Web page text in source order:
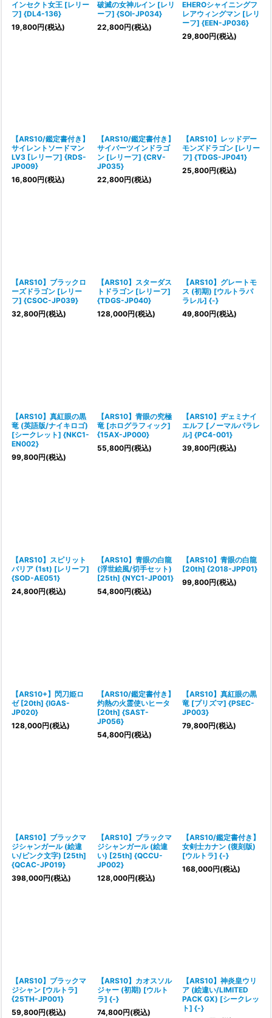
インセクト女王 [レリー
フ] {DL4-136}
19,800円(税込)
破滅の女神ルイン [レリ
ーフ] {SOI-JP034}
22,800円(税込)
EHEROシャイニングフ
レアウィングマン [レリ
ーフ] {EEN-JP036}
29,800円(税込)
【ARS10/鑑定書付き】
サイレントソードマン
LV3 [レリーフ] {RDS-
JP009}
16,800円(税込)
【ARS10/鑑定書付き】
サイバーツインドラゴ
ン [レリーフ] {CRV-
JP035}
22,800円(税込)
【ARS10】レッドデー
モンズドラゴン [レリー
フ] {TDGS-JP041}
25,800円(税込)
【ARS10】ブラックロ
ーズドラゴン [レリー
フ] {CSOC-JP039}
32,800円(税込)
【ARS10】スターダス
トドラゴン [レリーフ]
{TDGS-JP040}
128,000円(税込)
【ARS10】グレートモ
ス (初期) [ウルトラパ
ラレル] {-}
49,800円(税込)
【ARS10】真紅眼の黒
竜 (英語版/ナイキロゴ)
[シークレット] {NKC1-
EN002}
99,800円(税込)
【ARS10】青眼の究極
竜 [ホログラフィック]
{15AX-JP000}
55,800円(税込)
【ARS10】ヂェミナイ
エルフ [ノーマルパラレ
ル] {PC4-001}
39,800円(税込)
【ARS10】スピリット
バリア (1st) [レリーフ]
{SOD-AE051}
24,800円(税込)
【ARS10】青眼の白龍
(浮世絵風/切手セット)
[25th] {NYC1-JP001}
54,800円(税込)
【ARS10】青眼の白龍
[20th] {2018-JPP01}
99,800円(税込)
【ARS10+】閃刀姫ロ
ゼ [20th] {IGAS-
JP020}
128,000円(税込)
【ARS10/鑑定書付き】
灼熱の火霊使いヒータ
[20th] {SAST-
JP056}
54,800円(税込)
【ARS10】真紅眼の黒
竜 [プリズマ] {PSEC-
JP003}
79,800円(税込)
【ARS10】ブラックマ
ジシャンガール (絵違
い/ピンク文字) [25th]
{QCAC-JP019}
398,000円(税込)
【ARS10】ブラックマ
ジシャンガール (絵違
い) [25th] {QCCU-
JP002}
128,000円(税込)
【ARS10/鑑定書付き】
女剣士カナン (復刻版)
[ウルトラ] {-}
168,000円(税込)
【ARS10】ブラックマ
ジシャン [ウルトラ]
{25TH-JP001}
59,800円(税込)
【ARS10】カオスソル
ジャー (初期) [ウルト
ラ] {-}
74,800円(税込)
【ARS10】神炎皇ウリ
ア (絵違い/LIMITED
PACK GX) [シークレッ
ト] {-}